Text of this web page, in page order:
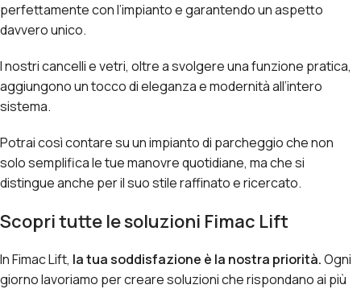
perfettamente con l’impianto e garantendo un aspetto
davvero unico.
I nostri cancelli e vetri, oltre a svolgere una funzione pratica,
aggiungono un tocco di eleganza e modernità all’intero
sistema.
Potrai così contare su un impianto di parcheggio che non
solo semplifica le tue manovre quotidiane, ma che si
distingue anche per il suo stile raffinato e ricercato.
Scopri tutte le soluzioni Fimac Lift
In Fimac Lift, la tua soddisfazione è la nostra priorità.Ogni
giorno lavoriamo per creare soluzioni che rispondano ai più